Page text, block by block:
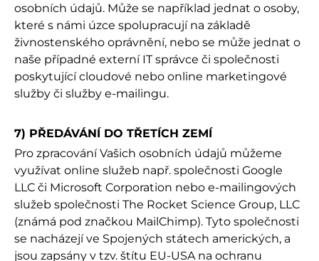
osobních údajů. Může se například jednat o osoby,
které s námi úzce spolupracují na základě
živnostenského oprávnění, nebo se může jednat o
naše případné externí IT správce či společnosti
poskytující cloudové nebo online marketingové
služby či služby e-mailingu.
7) PŘEDÁVÁNÍ DO TŘETÍCH ZEMÍ
Pro zpracování Vašich osobních údajů můžeme
využívat online služeb např. společnosti Google
LLC či Microsoft Corporation nebo e-mailingových
služeb společnosti The Rocket Science Group, LLC
(známá pod značkou MailChimp). Tyto společnosti
se nacházejí ve Spojených státech amerických, a
jsou zapsány v tzv. štítu EU-USA na ochranu